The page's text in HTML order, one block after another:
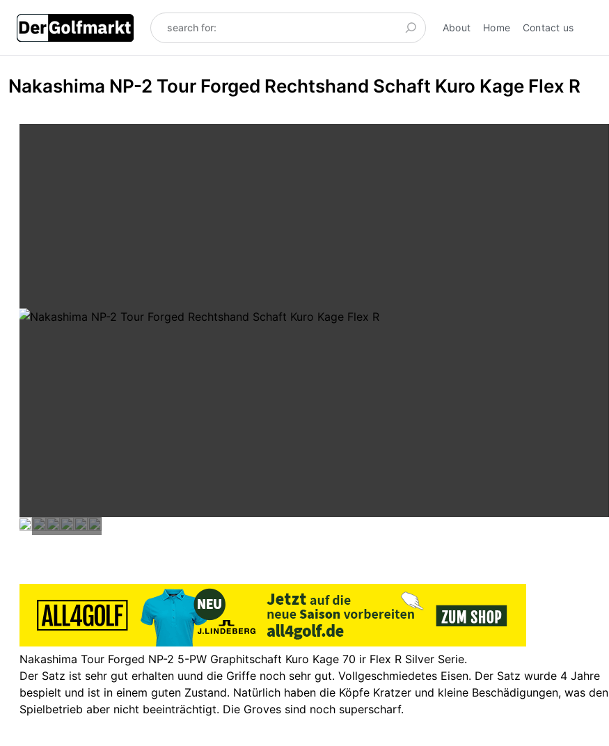
About Home Contact us
Nakashima NP-2 Tour Forged Rechtshand Schaft Kuro Kage Flex R
Nakashima Tour Forged NP-2 5-PW Graphitschaft Kuro Kage 70 ir Flex R Silver Serie.
Der Satz ist sehr gut erhalten uund die Griffe noch sehr gut. Vollgeschmiedetes Eisen. Der Satz wurde 4 Jahre
bespielt und ist in einem guten Zustand. Natürlich haben die Köpfe Kratzer und kleine Beschädigungen, was den
Spielbetrieb aber nicht beeinträchtigt. Die Groves sind noch superscharf.